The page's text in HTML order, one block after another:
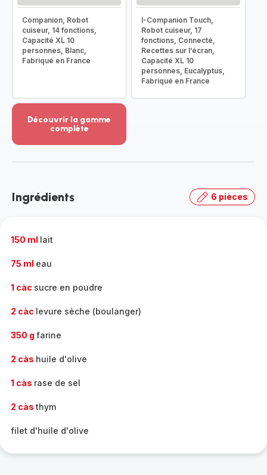
Companion, Robot
cuiseur, 14 fonctions,
Capacité XL 10
personnes, Blanc,
Fabriqué en France
I-Companion Touch,
Robot cuiseur, 17
fonctions, Connecté,
Recettes sur l’écran,
Capacité XL 10
personnes, Eucalyptus,
Fabriqué en France
Découvrir la gamme
complète
-
gamme
Ingrédients 6 pièces
150 ml lait
75 ml eau
1 càc sucre en poudre
2 càc levure sèche (boulanger)
350 g farine
2 càs huile d'olive
1 càs rase de sel
2 càs thym
filet d'huile d'olive